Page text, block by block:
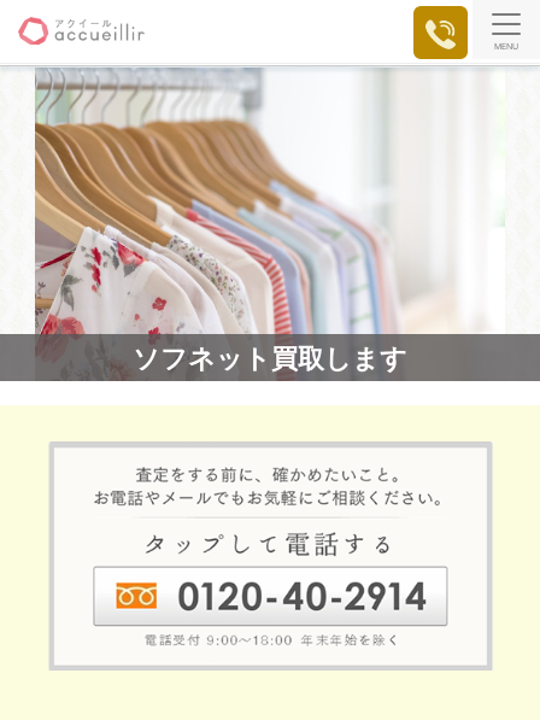
MENU
ソフネット買取します